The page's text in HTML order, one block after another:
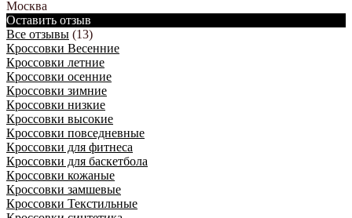
Москва
Оставить отзыв
Все отзывы (13)
Кроссовки Весенние
Кроссовки летние
Кроссовки осенние
Кроссовки зимние
Кроссовки низкие
Кроссовки высокие
Кроссовки повседневные
Кроссовки для фитнеса
Кроссовки для баскетбола
Кроссовки кожаные
Кроссовки замшевые
Кроссовки Текстильные